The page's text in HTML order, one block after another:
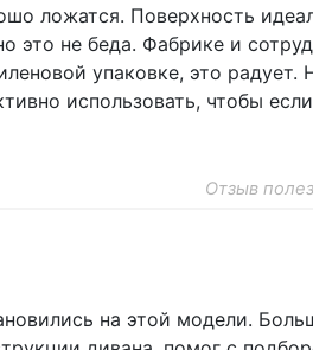
ложатся. Поверхность
это не беда. Фабрике и
упаковке, это радует.
использовать, чтобы
Отзыв
на этой модели.